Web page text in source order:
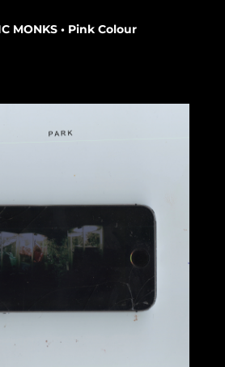
MONKS • Pink Colour